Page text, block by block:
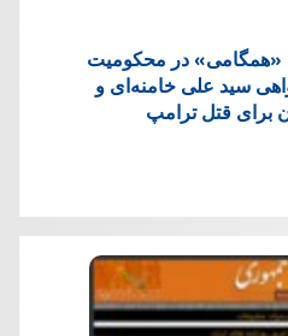
«همگامی» در محکومیت
سید علی خامنه‌ای و
برای قتل ترامپ